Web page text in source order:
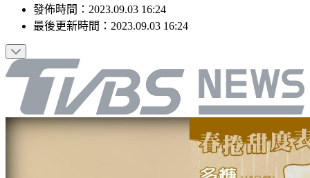
最後更新時間：2023.09.03 16:24